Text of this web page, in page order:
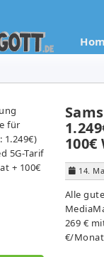
14.
Alle
269 €
€/